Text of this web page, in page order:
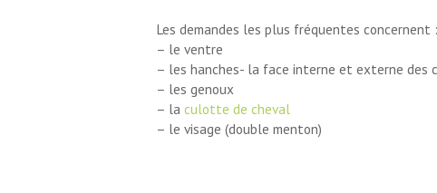
Les demandes les plus fréquentes concernent :
– le ventre
– les hanches- la face interne et externe des
– les genoux
– la culotte de cheval
– le visage (double menton)